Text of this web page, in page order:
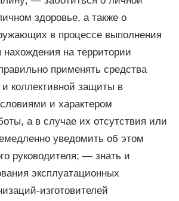
здоровье, а также о
в процессе выполнения
на территории
применять средства
коллективной защиты в
и характером
а в случае их отсутствия или
уведомить об этом
руководителя; — знать и
эксплуатационных
изготовителей